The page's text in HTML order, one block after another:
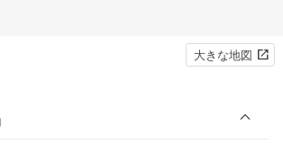
大きな地図